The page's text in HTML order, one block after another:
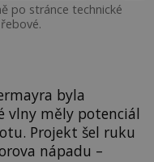
po stránce technické
byla
vlny měly potenciál
Projekt šel ruku
nápadu –